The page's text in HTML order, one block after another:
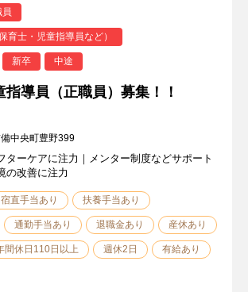
員
育士・児童指導員など）
新卒 中途
指導員（正職員）募集！！
中央町豊野399
ターケアに注力｜メンター制度などサポート
の改善に注力
宿直手当あり 扶養手当あり
通勤手当あり 退職金あり 産休あり
間休日110日以上 週休2日 有給あり